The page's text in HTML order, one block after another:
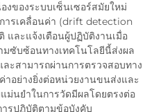
งของระบบเซ็นเซอร์สมัยใหม่
ารเคลื่อนค่า (drift detection
ละแจ้งเตือนผู้ปฏิบัติงานเมื่อ
มซับซ้อนทางเทคโนโลยีนี้ส่งผล
ะสามารถผ่านการตรวจสอบทาง
อย่างยิ่งต่อหน่วยงานขนส่งและ
ม่นยำในการวัดมีผลโดยตรงต่อ
ารปฏิบัติตามข้อบังคับ